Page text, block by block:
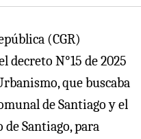
(CGR)
decreto N°15 de 2025
que buscaba
de Santiago y el
Santiago, para